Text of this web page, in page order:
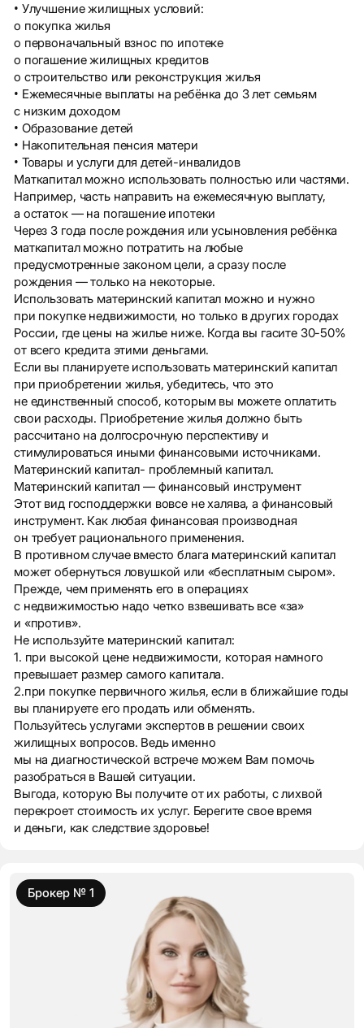
• Улучшение жилищных условий:
o покупка жилья
o первоначальный взнос по ипотеке
o погашение жилищных кредитов
o строительство или реконструкция жилья
• Ежемесячные выплаты на ребёнка до 3 лет семьям
с низким доходом
• Образование детей
• Накопительная пенсия матери
• Товары и услуги для детей-инвалидов
Маткапитал можно использовать полностью или частями.
Например, часть направить на ежемесячную выплату,
а остаток — на погашение ипотеки
Через 3 года после рождения или усыновления ребёнка
маткапитал можно потратить на любые
предусмотренные законом цели, а сразу после
рождения — только на некоторые.
Использовать материнский капитал можно и нужно
при покупке недвижимости, но только в других городах
России, где цены на жилье ниже. Когда вы гасите 30-50%
от всего кредита этими деньгами.
Если вы планируете использовать материнский капитал
при приобретении жилья, убедитесь, что это
не единственный способ, которым вы можете оплатить
свои расходы. Приобретение жилья должно быть
рассчитано на долгосрочную перспективу и
стимулироваться иными финансовыми источниками.
Материнский капитал- проблемный капитал.
Материнский капитал — финансовый инструмент
Этот вид господдержки вовсе не халява, а финансовый
инструмент. Как любая финансовая производная
он требует рационального применения.
В противном случае вместо блага материнский капитал
может обернуться ловушкой или «бесплатным сыром».
Прежде, чем применять его в операциях
с недвижимостью надо четко взвешивать все «за»
и «против».
Не используйте материнский капитал:
1. при высокой цене недвижимости, которая намного
превышает размер самого капитала.
2.при покупке первичного жилья, если в ближайшие годы
вы планируете его продать или обменять.
Пользуйтесь услугами экспертов в решении своих
жилищных вопросов. Ведь именно
мы на диагностической встрече можем Вам помочь
разобраться в Вашей ситуации.
Выгода, которую Вы получите от их работы, с лихвой
перекроет стоимость их услуг. Берегите свое время
и деньги, как следствие здоровье!
Брокер № 1